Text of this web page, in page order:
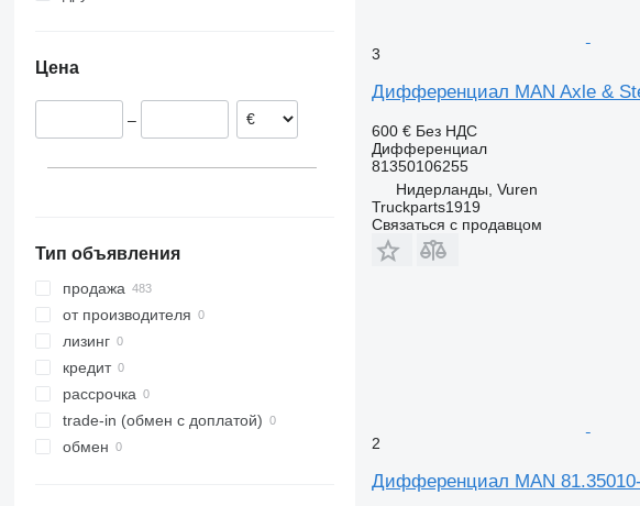
Италия
Нидерланды
Цена
–
Тип объявления
продажа
от производителя
лизинг
кредит
рассрочка
trade-in (обмен с доплатой)
обмен
3
Дифференциал MAN Axle &
600 € Без НДС
Дифференциал
81350106255
Нидерланды, Vuren
Truckparts1919
Связаться с продавцом
2
Дифференциал MAN 81.35010-